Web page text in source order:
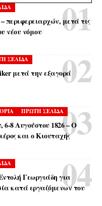
περιφερειαρχών, μετά τις
νέου νόμου
ΣΕΛΙΔΑ
μετά την εξαγορά
ΠΡΩΤΗ ΣΕΛΙΔΑ
8 Αυγούστου 1826 – Ο
και ο Κιουταχής
Γεωργιάδη για
κατά εργαζόμενων του